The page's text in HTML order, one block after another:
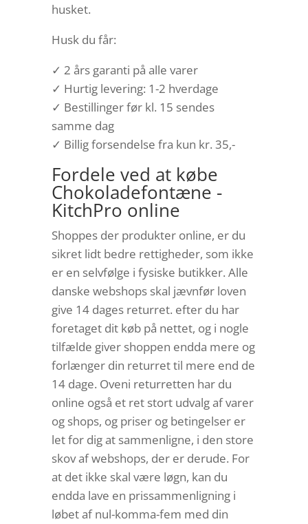
husket.
Husk du får:
✓ 2 års garanti på alle varer
✓ Hurtig levering: 1-2 hverdage
✓ Bestillinger før kl. 15 sendes
samme dag
✓ Billig forsendelse fra kun kr. 35,-
Fordele ved at købe
Chokoladefontæne -
KitchPro online
Shoppes der produkter online, er du
sikret lidt bedre rettigheder, som ikke
er en selvfølge i fysiske butikker. Alle
danske webshops skal jævnfør loven
give 14 dages returret. efter du har
foretaget dit køb på nettet, og i nogle
tilfælde giver shoppen endda mere og
forlænger din returret til mere end de
14 dage. Oveni returretten har du
online også et ret stort udvalg af varer
og shops, og priser og betingelser er
let for dig at sammenligne, i den store
skov af webshops, der er derude. For
at det ikke skal være løgn, kan du
endda lave en prissammenligning i
løbet af nul-komma-fem med din